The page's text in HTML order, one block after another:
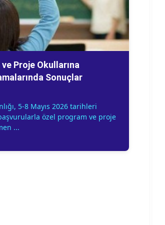
Proje Okullarına
Sonuçlar
5-8 Mayıs 2026 tarihleri
özel program ve proje
...